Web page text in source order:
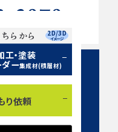
らから
工・塗装
ー集成材(積層材)
2D/3D
イメージ
り依頼
2070
祝 定休）
ォーム